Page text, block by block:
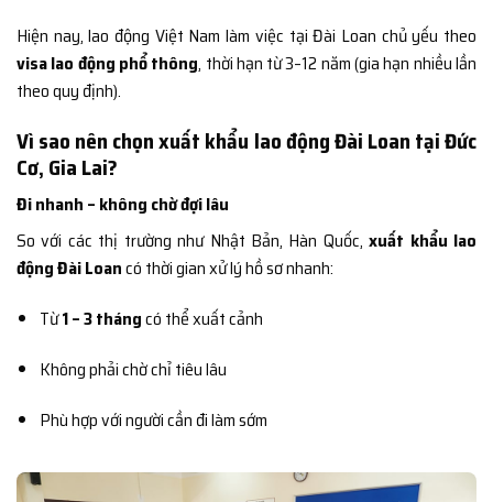
Hiện nay, lao động Việt Nam làm việc tại Đài Loan chủ yếu theo
visa lao động phổ thông, thời hạn từ 3–12 năm (gia hạn nhiều lần
theo quy định).
Vì sao nên chọn xuất khẩu lao động Đài Loan tại Đức
Cơ, Gia Lai?
Đi nhanh – không chờ đợi lâu
So với các thị trường như Nhật Bản, Hàn Quốc,xuất khẩu lao
động Đài Loancó thời gian xử lý hồ sơ nhanh:
Từ1 – 3 thángcó thể xuất cảnh
Không phải chờ chỉ tiêu lâu
Phù hợp với người cần đi làm sớm